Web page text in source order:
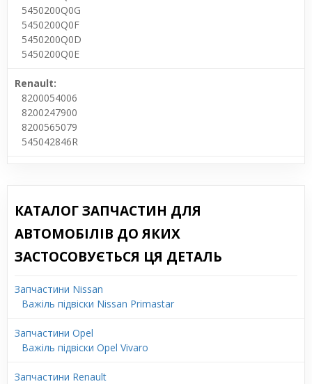
5450200Q0G
5450200Q0F
5450200Q0D
5450200Q0E
Renault:
8200054006
8200247900
8200565079
545042846R
КАТАЛОГ ЗАПЧАСТИН ДЛЯ
АВТОМОБІЛІВ ДО ЯКИХ
ЗАСТОСОВУЄТЬСЯ ЦЯ ДЕТАЛЬ
Запчастини Nissan
Важіль підвіски Nissan Primastar
Запчастини Opel
Важіль підвіски Opel Vivaro
Запчастини Renault